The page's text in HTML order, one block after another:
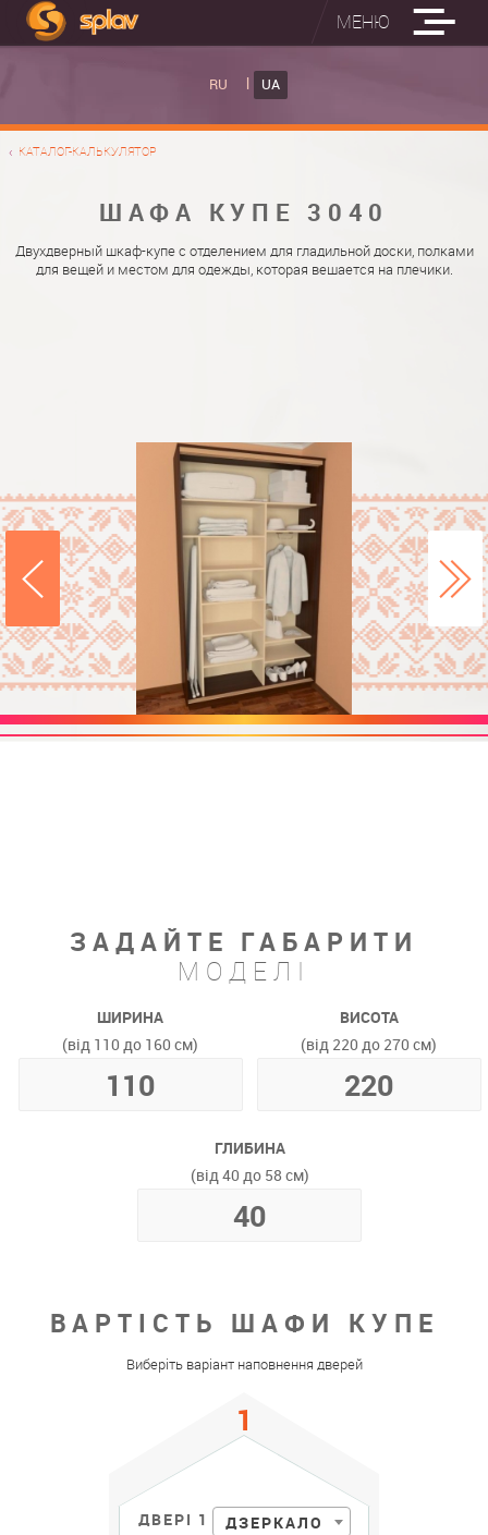
МЕНЮ
RU UA
КАТАЛОГ-КАЛЬКУЛЯТОР
ШАФА КУПЕ 3040
Двухдверный шкаф-купе с отделением для гладильной доски, полками
для вещей и местом для одежды, которая вешается на плечики.
ЗАДАЙТЕ ГАБАРИТИ
МОДЕЛІ
ШИРИНА
(від 110 до 160 см)
ВИСОТА
(від 220 до 270 см)
ГЛИБИНА
(від 40 до 58 см)
ВАРТІСТЬ ШАФИ КУПЕ
Виберіть варіант наповнення дверей
ДВЕРІ 1 ДЗЕРКАЛО
ВБУДОВАНІ ПРАСУВАЛЬНІ ДОШКИ
НАСТІННА ПРАСУВАЛЬНА ДОШКА "РУСАЛКА"
ФОТО ШАФ КУПЕ
МАТЕРІАЛИ
ФУРНІТУРА
ПРО НАС